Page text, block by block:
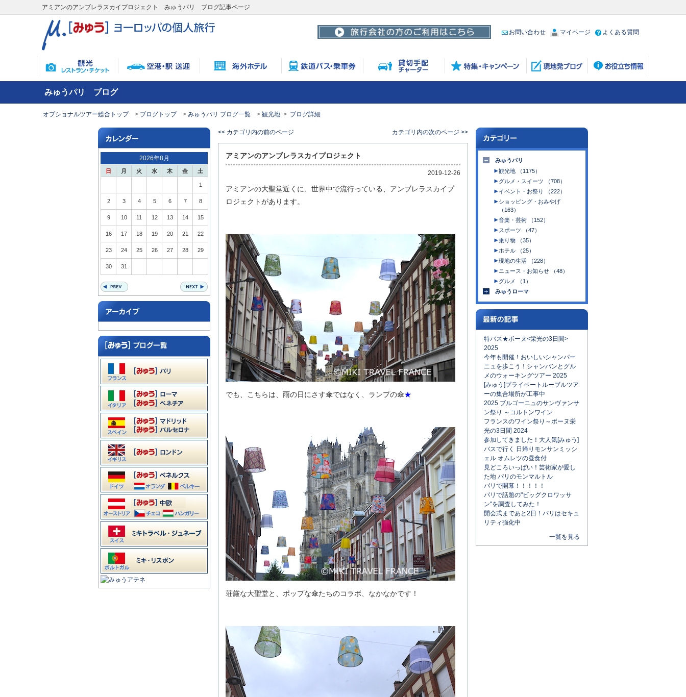
アミアンのアンブレラスカイプロジェクト みゅうパリ ブログ記事ページ
お問い合わせ マイページ よくある質問
みゅうパリ ブログ
オプショナルツアー総合トップ ブログトップ みゅうパリ ブログ一覧 観光地 ブログ詳細
2026年8月
日 月 火 水 木 金 土
1
2 3 4 5 6 7 8
9 10 11 12 13 14 15
16 17 18 19 20 21 22
23 24 25 26 27 28 29
30 31
<< カテゴリ内の前のページ カテゴリ内の次のページ >>
アミアンのアンブレラスカイプロジェクト
2019-12-26
アミアンの大聖堂近くに、世界中で流行っている、アンブレラスカイプ
ロジェクトがあります。
でも、こちらは、雨の日にさす傘ではなく、ランプの傘★
荘厳な大聖堂と、ポップな傘たちのコラボ、なかなかです！
みゅうパリ
観光地 （1175）
グルメ・スイーツ （708）
イベント・お祭り （222）
ショッピング・おみやげ
（163）
音楽・芸術 （152）
スポーツ （47）
乗り物 （35）
ホテル （25）
現地の生活 （228）
ニュース・お知らせ （48）
グルメ （1）
みゅうローマ
特バス★ボーヌ<栄光の3日間>
2025
今年も開催！おいしいシャンパー
ニュを歩こう！シャンパンとグル
メのウォーキングツアー 2025
[みゅう]プライベートルーブルツア
ーの集合場所が工事中
2025 ブルゴーニュのサンヴァンサ
ン祭り ～コルトンワイン
フランスのワイン祭り～ボーヌ栄
光の3日間 2024
参加してきました！大人気[みゅう]
バスで行く 日帰りモンサンミッシ
ェル オムレツの昼食付
見どころいっぱい！芸術家が愛し
た地 パリのモンマルトル
パリで開幕！！！！！
パリで話題の"ビッグクロワッサ
ン"を調査してみた！
開会式まであと2日！パリはセキュ
リティ強化中
一覧を見る